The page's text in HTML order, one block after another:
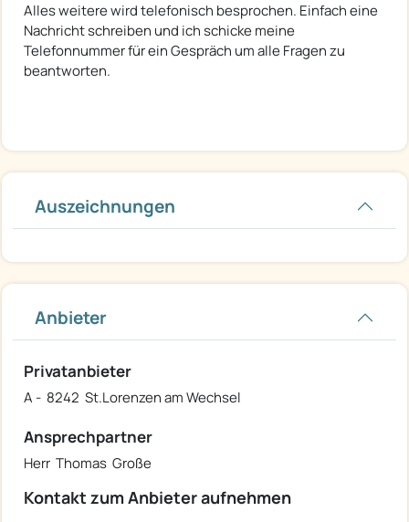
Alles weitere wird telefonisch besprochen. Einfach eine
Nachricht schreiben und ich schicke meine
Telefonnummer für ein Gespräch um alle Fragen zu
beantworten.
Auszeichnungen
Anbieter
Privatanbieter
A - 8242 St.Lorenzen am Wechsel
Ansprechpartner
Herr Thomas Große
Kontakt zum Anbieter aufnehmen